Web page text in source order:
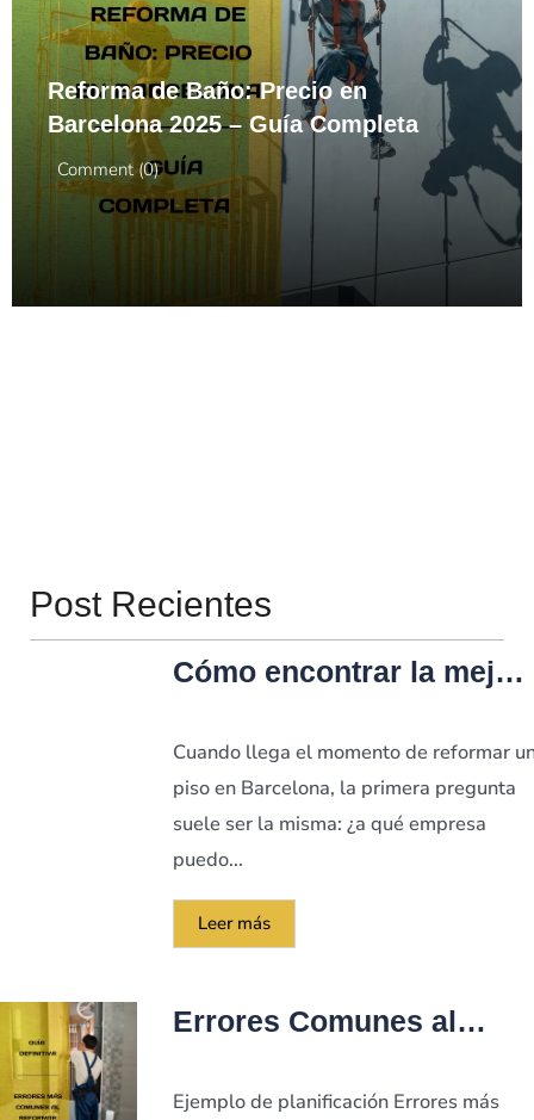
Reforma de Baño: Precio en
Barcelona 2025 – Guía Completa
Comment (0)
Post Recientes
Cómo encontrar la mejor
pisos en Barcelona
Cuando llega el momento de reformar
piso en Barcelona, la primera pregunta
suele ser la misma: ¿a qué empresa
puedo...
Leer más
Errores Comunes al
Baños en Barcelona
Ejemplo de planificación Errores más